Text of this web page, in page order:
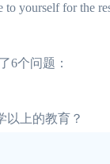
to yourself for the
6个问题：
以上的教育？